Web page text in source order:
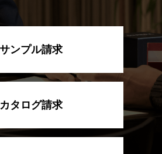
サンプル請求
カタログ請求